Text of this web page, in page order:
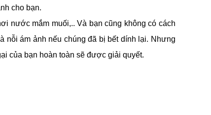
cho bạn.
nước mắm muối,.. Và bạn cũng không có cách
nỗi ám ảnh nếu chúng đã bị bết dính lại. Nhưng
của bạn hoàn toàn sẽ được giải quyết.